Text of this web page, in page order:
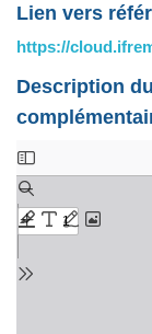
Lien vers
https://
Description